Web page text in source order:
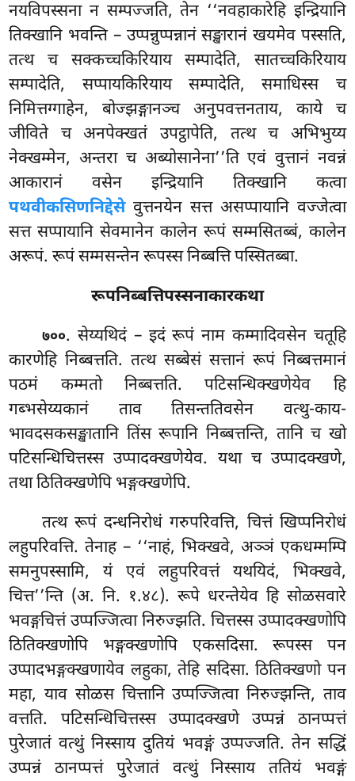
नयविपस्सना न सम्पज्जति, तेन ‘‘नवहाकारेहि इन्द्रियानि
तिक्खानि भवन्ति – उप्पन्नुप्पन्नानं सङ्खारानं खयमेव पस्सति,
तत्थ च सक्कच्चकिरियाय सम्पादेति, सातच्चकिरियाय
सम्पादेति, सप्पायकिरियाय सम्पादेति, समाधिस्स च
निमित्तग्गाहेन, बोज्झङ्गानञ्च अनुपवत्तनताय, काये च
जीविते चअनपेक्खतं उपट्ठापेति, तत्थ च अभिभुय्य
नेक्खम्मेन, अन्तरा च अब्योसानेना’’ति एवं वुत्तानं नवन्नं
आकारानं वसेन इन्द्रियानि तिक्खानि कत्वा
पथवीकसिणनिद्देसेवुत्तनयेन सत्त असप्पायानि वज्जेत्वा
सत्त सप्पायानि सेवमानेन कालेन रूपं सम्मसितब्बं, कालेन
अरूपं. रूपं सम्मसन्तेन रूपस्स निब्बत्ति पस्सितब्बा.
रूपनिब्बत्तिपस्सनाकारकथा
७००. सेय्यथिदं – इदं रूपं नाम कम्मादिवसेन चतूहि
कारणेहि निब्बत्तति. तत्थ सब्बेसं सत्तानं रूपं निब्बत्तमानं
पठमं कम्मतो निब्बत्तति. पटिसन्धिक्खणेयेव हि
गब्भसेय्यकानं ताव तिसन्ततिवसेन वत्थु-काय-
भावदसकसङ्खातानि तिंस रूपानि निब्बत्तन्ति, तानि च खो
पटिसन्धिचित्तस्स उप्पादक्खणेयेव. यथा च उप्पादक्खणे,
तथा ठितिक्खणेपि भङ्गक्खणेपि.
तत्थ रूपं दन्धनिरोधं गरुपरिवत्ति, चित्तं खिप्पनिरोधं
लहुपरिवत्ति. तेनाह – ‘‘नाहं, भिक्खवे, अञ्ञं एकधम्मम्पि
समनुपस्सामि, यं एवं लहुपरिवत्तं यथयिदं, भिक्खवे,
चित्त’’न्ति (अ. नि. १.४८). रूपे धरन्तेयेव हि सोळसवारे
भवङ्गचित्तं उप्पज्जित्वा निरुज्झति. चित्तस्स उप्पादक्खणोपि
ठितिक्खणोपि भङ्गक्खणोपि एकसदिसा. रूपस्स पन
उप्पादभङ्गक्खणायेव लहुका, तेहि सदिसा. ठितिक्खणो पन
महा, याव सोळस चित्तानि उप्पज्जित्वा निरुज्झन्ति, ताव
वत्तति. पटिसन्धिचित्तस्स उप्पादक्खणे उप्पन्नं ठानप्पत्तं
पुरेजातं वत्थुं निस्साय दुतियं भवङ्गं उप्पज्जति. तेन सद्धिं
उप्पन्नं ठानप्पत्तं पुरेजातं वत्थुं निस्साय ततियं भवङ्गं